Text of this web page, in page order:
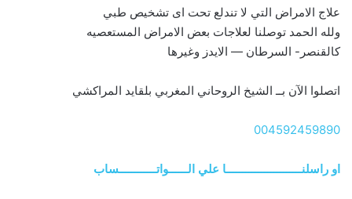
علاج الامراض التي لا تندلع تحت اى تشخيص طبي
ولله الحمد توصلنا لعلاجات بعض الامراض المستعصيه
كالقنصر- السرطان — الايدز وغيرها
اتصلوا الآن بــ الشيخ الروحاني المغربي بلقايد المراكشي
004592459890
او راسلنــــــــــــــــــــــــا علي الــــــواتــــــــــــساب